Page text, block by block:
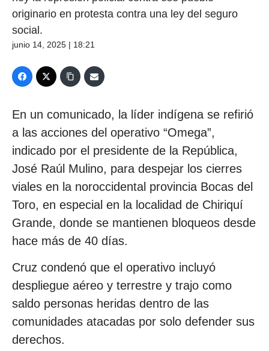
originario en protesta contra una ley del seguro
social.
junio 14, 2025 | 18:21
En un comunicado, la líder indígena se refirió
a las acciones del operativo “Omega”,
indicado por el presidente de la República,
José Raúl Mulino, para despejar los cierres
viales en la noroccidental provincia Bocas del
Toro, en especial en la localidad de Chiriquí
Grande, donde se mantienen bloqueos desde
hace más de 40 días.
Cruz condenó que el operativo incluyó
despliegue aéreo y terrestre y trajo como
saldo personas heridas dentro de las
comunidades atacadas por solo defender sus
derechos.